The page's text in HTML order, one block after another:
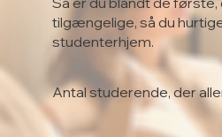
tilgængelige, så du
studenterhjem.
Antal studerende, der